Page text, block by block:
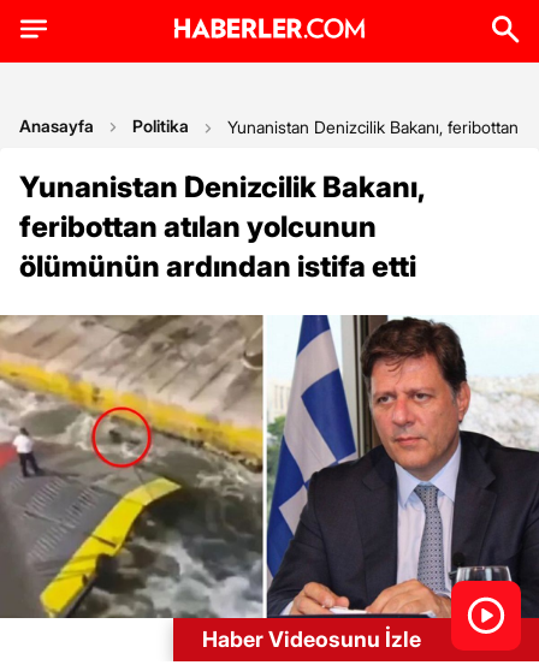
Anasayfa Politika Yunanistan Denizcilik Bakanı, feribottan
Yunanistan Denizcilik Bakanı,
feribottan atılan yolcunun
ölümünün ardından istifa etti
Haber Videosunu İzle